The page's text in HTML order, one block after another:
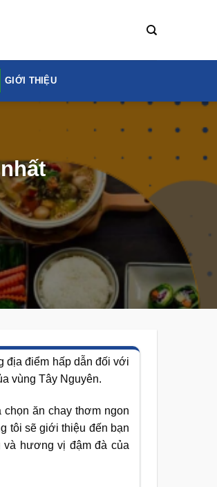
GIỚI THIỆU
địa điểm hấp dẫn đối với
vùng Tây Nguyên.
ăn chay thơm ngon
tôi sẽ giới thiệu đến bạn
hương vị đậm đà của